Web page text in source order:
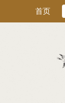
首页